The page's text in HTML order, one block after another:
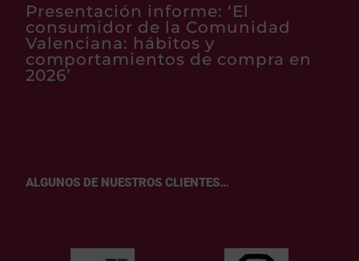
Presentación informe: ‘El
consumidor de la Comunidad
Valenciana: hábitos y
comportamientos de compra en
2026’
ALGUNOS DE NUESTROS CLIENTES…